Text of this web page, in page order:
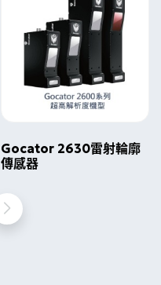
Gocator 2630雷射輪廓
傳感器